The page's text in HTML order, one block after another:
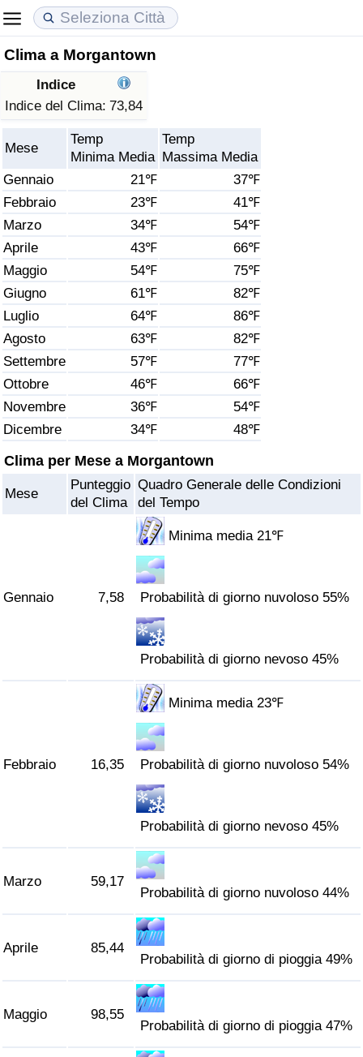
Clima a Morgantown
Indice
Indice del Clima: 73,84
Mese
Temp
Minima Media
Temp
Massima Media
Gennaio
21℉
37℉
Febbraio
23℉
41℉
Marzo
34℉
54℉
Aprile
43℉
66℉
Maggio
54℉
75℉
Giugno
61℉
82℉
Luglio
64℉
86℉
Agosto
63℉
82℉
Settembre
57℉
77℉
Ottobre
46℉
66℉
Novembre
36℉
54℉
Dicembre
34℉ 48℉
Clima per Mese a Morgantown
Mese
Punteggio
del Clima
Quadro Generale delle Condizioni
del Tempo
Gennaio 7,58
Minima media 21℉
Probabilità di giorno nuvoloso 55%
Probabilità di giorno nevoso 45%
Febbraio 16,35
Minima media 23℉
Probabilità di giorno nuvoloso 54%
Probabilità di giorno nevoso 45%
Marzo 59,17
Probabilità di giorno nuvoloso 44%
Aprile 85,44
Probabilità di giorno di pioggia 49%
Maggio 98,55
Probabilità di giorno di pioggia 47%
Costo della vita
Indice Del Costo Della Vita (corrente)
Indice Del Costo Della Vita
Indice del Costo della Vita per Nazione
ad Aqaba
Prezzi degli immobili
Indice del Prezzo delle Case (Corrente)
Indice del Prezzo delle Case
Indice del Prezzo delle Case per Nazione
Qualità della Vita
Indice della Qualità della Vita
Indice della Qualità della Vita (Corrente)
Indice della qualità della vita per Paese
Criminalità
Indice del Tasso di Criminalità (Corrente)
Indice della Criminalità
Indice di criminalità per paese
Assistenza Sanitaria
Indice dell’Assistenza Sanitaria (Corrente)
Indice dell’Assistenza Sanitaria per
Indice dell’Inquinamento (Corrente)
Indice di inquinamento
Indice dell’Inquinamento per Nazione
Indice del traffico (Corrente)
Indice del traffico per Nazione